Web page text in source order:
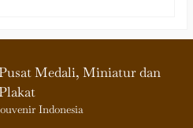
Medali, Miniatur dan
Indonesia